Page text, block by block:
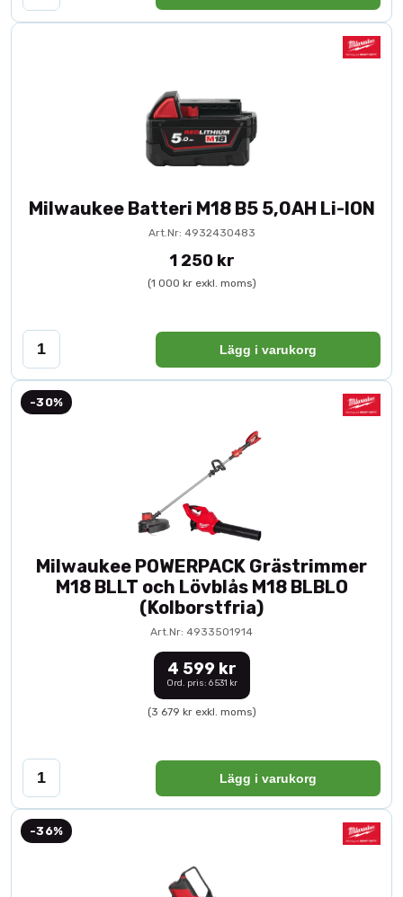
Milwaukee Batteri M18 B5 5,0AH Li-ION
Art.Nr: 4932430483
1 250 kr
(1 000 kr exkl. moms)
Lägg i varukorg
-30%
Milwaukee POWERPACK Grästrimmer
M18 BLLT och Lövblås M18 BLBLO
(Kolborstfria)
Art.Nr: 4933501914
4 599 kr
Ord. pris: 6 531 kr
(3 679 kr exkl. moms)
Lägg i varukorg
-36%